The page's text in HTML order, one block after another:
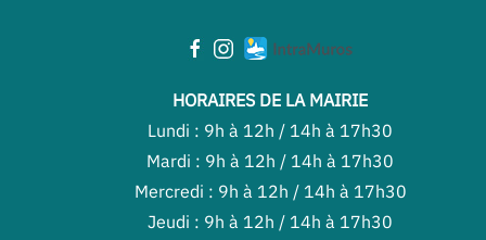
HORAIRES DE LA MAIRIE
Lundi : 9h à 12h / 14h à 17h30
Mardi : 9h à 12h / 14h à 17h30
Mercredi : 9h à 12h / 14h à 17h30
Jeudi : 9h à 12h / 14h à 17h30